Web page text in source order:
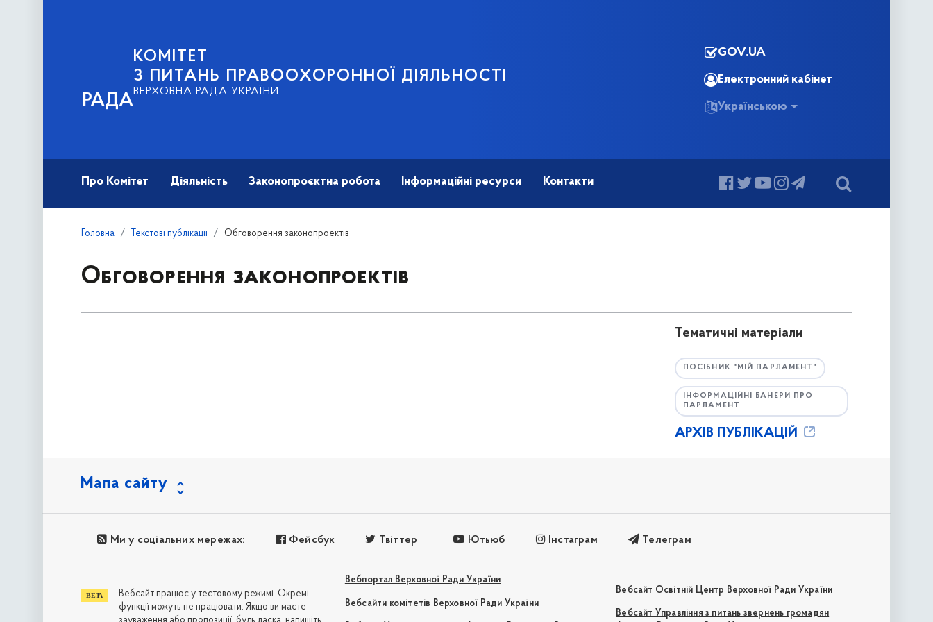
РАДА
КОМІТЕТ
З ПИТАНЬ ПРАВООХОРОННОЇ ДІЯЛЬНОСТІ
ВЕРХОВНА РАДА УКРАЇНИ
GOV.UA
Електронний кабінет
Українською
Про Комітет Діяльність Законопроєктна робота Інформаційні ресурси Контакти
Головна Текстові публікації Обговорення законопроектів
Обговорення законопроектів
Тематичні матеріали
ПОСІБНИК "МІЙ ПАРЛАМЕНТ"
ІНФОРМАЦІЙНІ БАНЕРИ ПРО
ПАРЛАМЕНТ
АРХІВ ПУБЛІКАЦІЙ
Мапа сайту
Ми у соціальних мережах: Фейсбук Твіттер Ютьюб Інстаграм Телеграм
Вебпортал Верховної Ради України
Вебсайти комітетів Верховної Ради України
Вебсайт Освітній Центр Верховної Ради України
Вебсайт Управління з питань звернень громадян
Вебсайт працює у тестовому режимі. Окремі
функції можуть не працювати. Якщо ви маєте